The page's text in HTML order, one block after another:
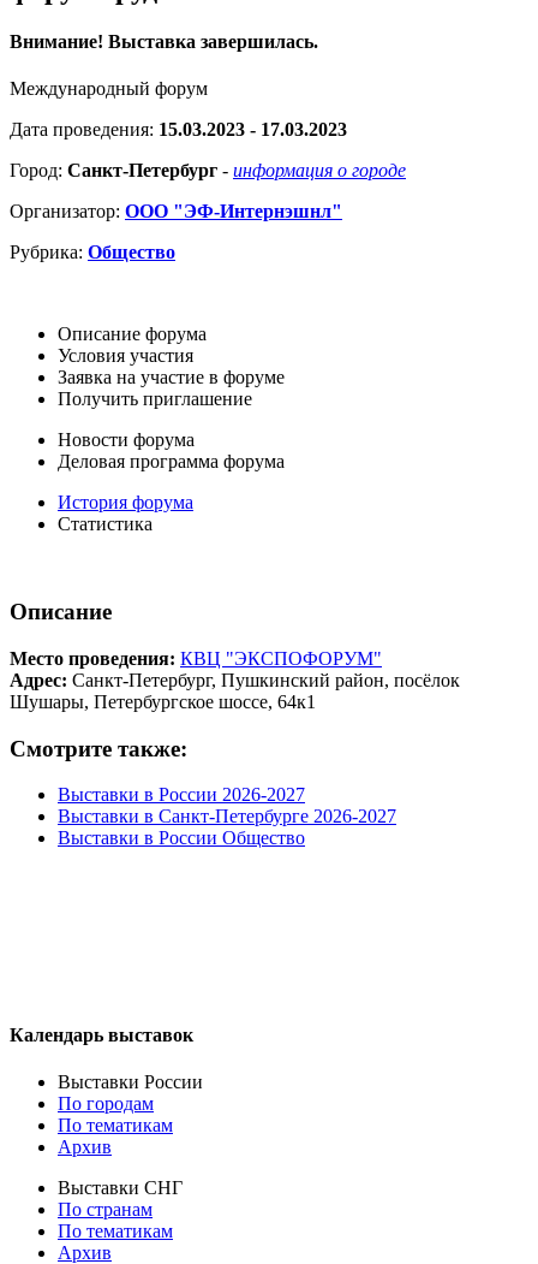
Внимание! Выставка завершилась.
Международный форум
Дата проведения: 15.03.2023 - 17.03.2023
Город: Санкт-Петербург - информация о городе
Организатор: ООО "ЭФ-Интернэшнл"
Рубрика: Общество
Описание форума
Условия участия
Заявка на участие в форуме
Получить приглашение
Новости форума
Деловая программа форума
История форума
Статистика
Описание
Место проведения: КВЦ "ЭКСПОФОРУМ"
Адрес: Санкт-Петербург, Пушкинский район, посёлок
Шушары, Петербургское шоссе, 64к1
Смотрите также:
Выставки в России 2026-2027
Выставки в Санкт-Петербурге 2026-2027
Выставки в России Общество
Календарь выставок
Выставки России
По городам
По тематикам
Архив
Выставки СНГ
По странам
По тематикам
Архив